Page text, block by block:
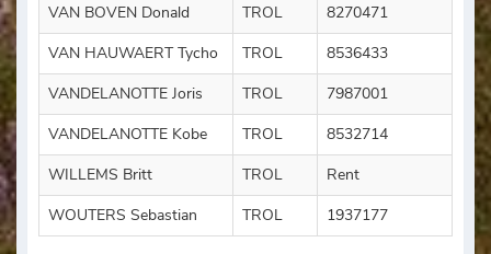
VAN BOVEN Donald
TROL
8270471
VAN HAUWAERT Tycho
TROL
8536433
VANDELANOTTE Joris
TROL
7987001
VANDELANOTTE Kobe
TROL
8532714
WILLEMS Britt
TROL
Rent
WOUTERS Sebastian
TROL 1937177